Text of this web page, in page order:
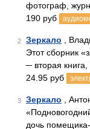
фотограф,
190 руб
2 Зеркало ,
Этот сборник
─ вторая
24.95 руб
3 Зеркало ,
дочь